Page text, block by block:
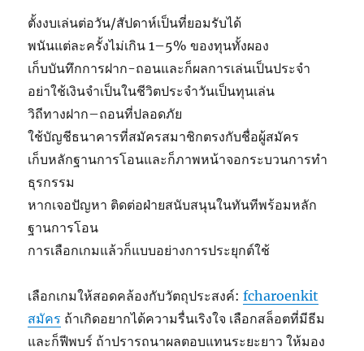
ตั้งงบเล่นต่อวัน/สัปดาห์เป็นที่ยอมรับได้
พนันแต่ละครั้งไม่เกิน 1–5% ของทุนทั้งผอง
เก็บบันทึกการฝาก-ถอนและก็ผลการเล่นเป็นประจำ
อย่าใช้เงินจำเป็นในชีวิตประจำวันเป็นทุนเล่น
วิถีทางฝาก–ถอนที่ปลอดภัย
ใช้บัญชีธนาคารที่สมัครสมาชิกตรงกับชื่อผู้สมัคร
เก็บหลักฐานการโอนและก็ภาพหน้าจอกระบวนการทำ
ธุรกรรม
หากเจอปัญหา ติดต่อฝ่ายสนับสนุนในทันทีพร้อมหลัก
ฐานการโอน
การเลือกเกมแล้วก็แบบอย่างการประยุกต์ใช้
เลือกเกมให้สอดคล้องกับวัตถุประสงค์:fcharoenkit
สมัคร ถ้าเกิดอยากได้ความรื่นเริงใจ เลือกสล็อตที่มีธีม
และก็ฟีพบร์ ถ้าปรารถนาผลตอบแทนระยะยาว ให้มอง